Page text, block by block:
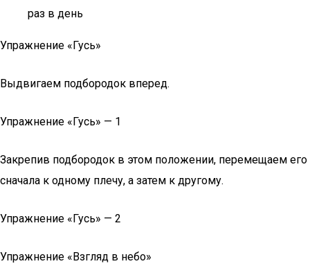
раз в день
Упражнение «Гусь»
Выдвигаем подбородок вперед.
Упражнение «Гусь» — 1
Закрепив подбородок в этом положении, перемещаем его
сначала к одному плечу, а затем к другому.
Упражнение «Гусь» — 2
Упражнение «Взгляд в небо»